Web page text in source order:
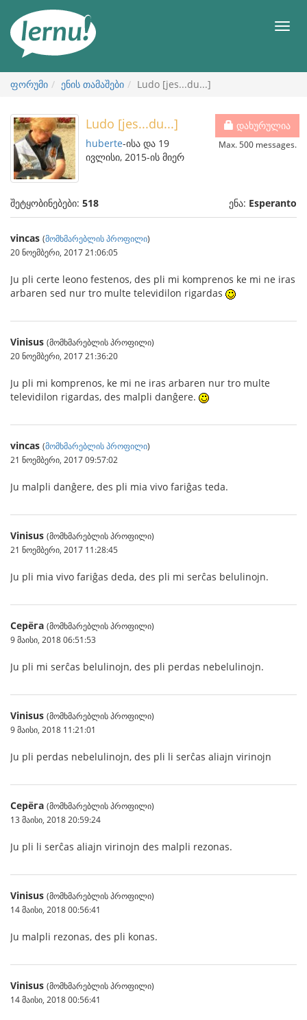
ნახვა
მენიუ
ფორუმი ენის თამაშები Ludo [jes...du...]
დახურულია
Max. 500 messages.
Ludo [jes...du...]
huberte-ისა და 19
ივლისი, 2015-ის მიერ
შეტყობინებები: 518 ენა: Esperanto
vincas (მომხმარებლის პროფილი)
20 ნოემბერი, 2017 21:06:05
Ju pli certe leono festenos, des pli mi komprenos ke mi ne iras
arbaren sed nur tro multe televidilon rigardas
Vinisus (მომხმარებლის პროფილი)
20 ნოემბერი, 2017 21:36:20
Ju pli mi komprenos, ke mi ne iras arbaren nur tro multe
televidilon rigardas, des malpli danĝere.
vincas (მომხმარებლის პროფილი)
21 ნოემბერი, 2017 09:57:02
Ju malpli danĝere, des pli mia vivo fariĝas teda.
Vinisus (მომხმარებლის პროფილი)
21 ნოემბერი, 2017 11:28:45
Ju pli mia vivo fariĝas deda, des pli mi serĉas belulinojn.
Серёга (მომხმარებლის პროფილი)
9 მაისი, 2018 06:51:53
Ju pli mi serĉas belulinojn, des pli perdas nebelulinojn.
Vinisus (მომხმარებლის პროფილი)
9 მაისი, 2018 11:21:01
Ju pli perdas nebelulinojn, des pli li serĉas aliajn virinojn
Серёга (მომხმარებლის პროფილი)
13 მაისი, 2018 20:59:24
Ju pli li serĉas aliajn virinojn des malpli rezonas.
Vinisus (მომხმარებლის პროფილი)
14 მაისი, 2018 00:56:41
Ju malpli rezonas, des pli konas.
Vinisus (მომხმარებლის პროფილი)
14 მაისი, 2018 00:56:41